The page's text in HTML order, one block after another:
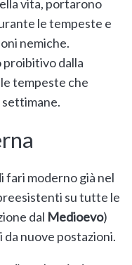
vita, portarono
le tempeste e
nemiche.
proibitivo dalla
tempeste che
fari moderno già nel
su tutte le
dal Medioevo)
nuove postazioni.